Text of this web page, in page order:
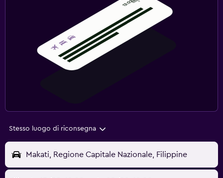
Stesso luogo di riconsegna
Makati, Regione Capitale Nazionale, Filippine